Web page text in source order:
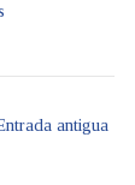
antigua